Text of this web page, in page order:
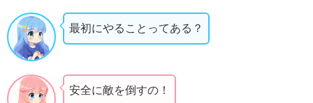
最初にやることってある？
安全に敵を倒すの！